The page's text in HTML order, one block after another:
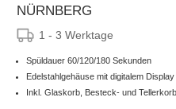
NÜRNBERG
1 - 3 Werktage
Spüldauer 60/120/180 Sekunden
Edelstahlgehäuse mit digitalem Display
Inkl. Glaskorb, Besteck- und Tellerkorb